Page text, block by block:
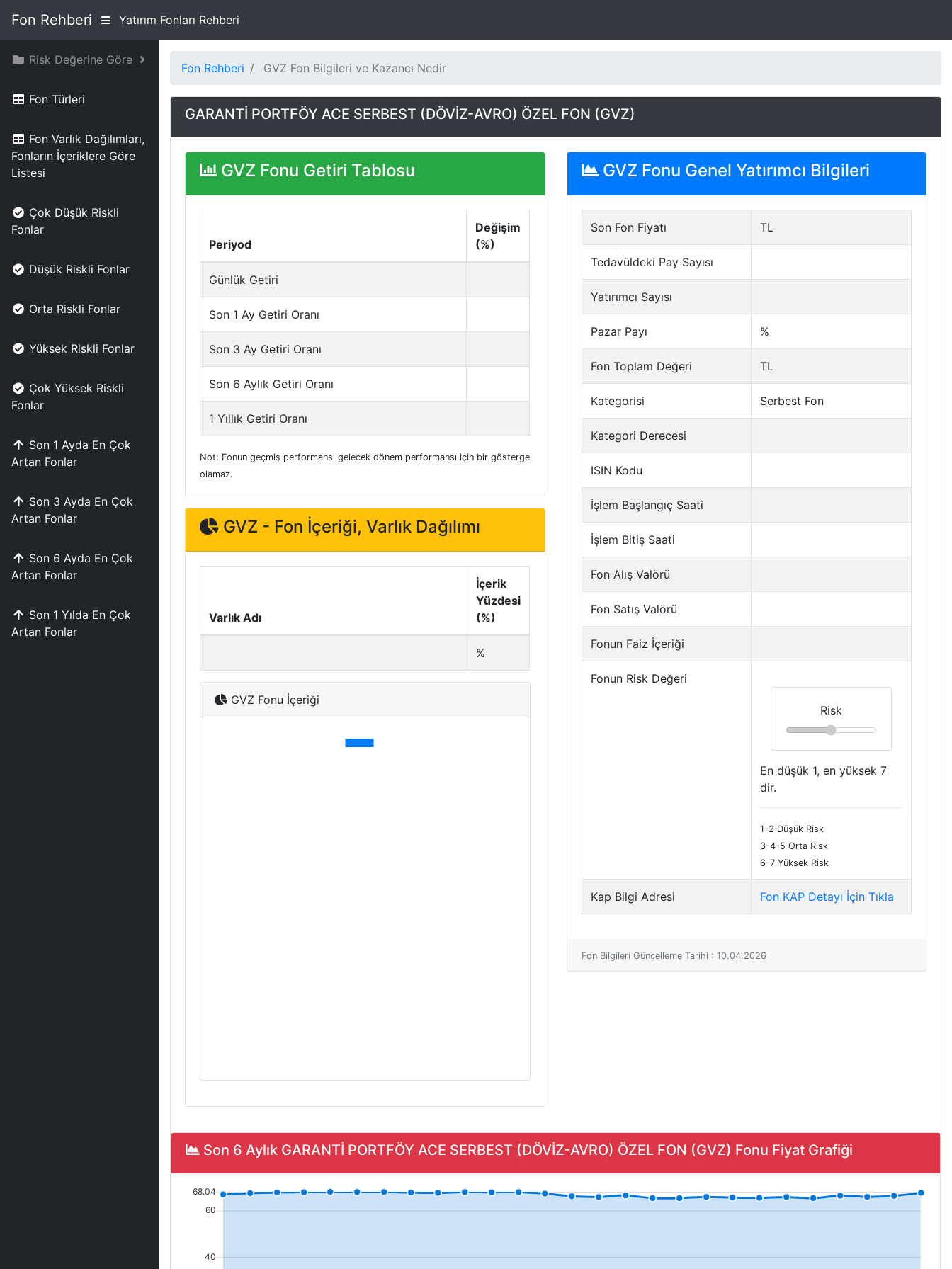
Fon Rehberi Yatırım Fonları Rehberi
Risk Değerine Göre
Fon Türleri
Fon Varlık Dağılımları,
Fonların İçeriklere Göre
Listesi
Çok Düşük Riskli
Fonlar
Düşük Riskli Fonlar
Orta Riskli Fonlar
Yüksek Riskli Fonlar
Çok Yüksek Riskli
Fonlar
Son 1 Ayda En Çok
Artan Fonlar
Son 3 Ayda En Çok
Artan Fonlar
Son 6 Ayda En Çok
Artan Fonlar
Son 1 Yılda En Çok
Artan Fonlar
Fon Rehberi GVZ Fon Bilgileri ve Kazancı Nedir
GARANTİ PORTFÖY ACE SERBEST (DÖVİZ-AVRO) ÖZEL FON (GVZ)
GVZ Fonu Getiri Tablosu
Periyod
Değişim
(%)
Günlük Getiri
Son 1 Ay Getiri Oranı
Son 3 Ay Getiri Oranı
Son 6 Aylık Getiri Oranı
1 Yıllık Getiri Oranı
Not: Fonun geçmiş performansı gelecek dönem performansı için bir gösterge
olamaz.
GVZ - Fon İçeriği, Varlık Dağılımı
Varlık Adı
İçerik
Yüzdesi
(%)
%
GVZ Fonu İçeriği
GVZ Fonu Genel Yatırımcı Bilgileri
Son Fon Fiyatı TL
Tedavüldeki Pay Sayısı
Yatırımcı Sayısı
Pazar Payı %
Fon Toplam Değeri TL
Kategorisi Serbest Fon
Kategori Derecesi
ISIN Kodu
İşlem Başlangıç Saati
İşlem Bitiş Saati
Fon Alış Valörü
Fon Satış Valörü
Fonun Faiz İçeriği
Fonun Risk Değeri
Risk
En düşük 1, en yüksek 7
dir.
1-2 Düşük Risk
3-4-5 Orta Risk
6-7 Yüksek Risk
Kap Bilgi Adresi Fon KAP Detayı İçin Tıkla
Fon Bilgileri Güncelleme Tarihi : 10.04.2026
Son 6 Aylık GARANTİ PORTFÖY ACE SERBEST (DÖVİZ-AVRO) ÖZEL FON (GVZ) Fonu Fiyat Grafiği